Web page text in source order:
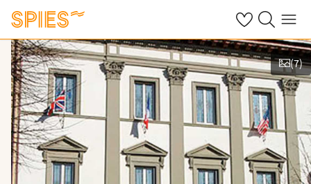
Se dine gemte
Søg påMenu
Vis billeder
(7)